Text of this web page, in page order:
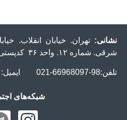
نشانی: تهران. خیابان انقلاب.
شرقی. شماره ۱۲. واحد ۳۶ کدپستی: ۱۳۱۵۸۸۳۴۷۴
تلفن:98-66968097-021 ایمیل: info@jahaneketab.ir
شبکه‌های